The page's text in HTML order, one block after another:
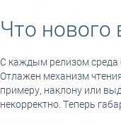
Что нового
С каждым релизом среда
Отлажен механизм
примеру, наклону или
некорректно. Теперь